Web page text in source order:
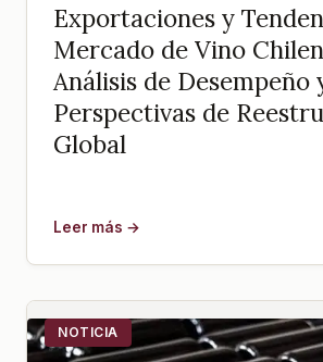
Exportaciones y
Mercado de Vino
Análisis de Desempeño
Perspectivas de
Global
Leer más →
NOTICIA